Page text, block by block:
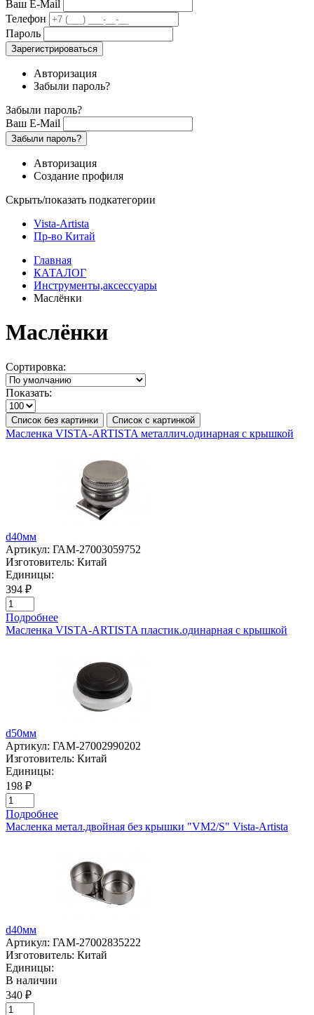
Ваш E-Mail
Телефон
Пароль
Зарегистрироваться
Авторизация
Забыли пароль?
Забыли пароль?
Ваш E-Mail
Забыли пароль?
Авторизация
Создание профиля
Скрыть/показать подкатегории
Vista-Artista
Пр-во Китай
Главная
КАТАЛОГ
Инструменты,аксессуары
Маслёнки
Маслёнки
Сортировка:
Показать:
Список без картинки Список с картинкой
Масленка VISTA-ARTISTA металлич.одинарная с крышкой
d40мм
Артикул: ГАМ-27003059752
Изготовитель: Китай
Единицы:
394 ₽
Подробнее
Масленка VISTA-ARTISTA пластик.одинарная с крышкой
d50мм
Артикул: ГАМ-27002990202
Изготовитель: Китай
Единицы:
198 ₽
Подробнее
Масленка метал.двойная без крышки "VM2/S" Vista-Artista
d40мм
Артикул: ГАМ-27002835222
Изготовитель: Китай
Единицы:
В наличии
340 ₽